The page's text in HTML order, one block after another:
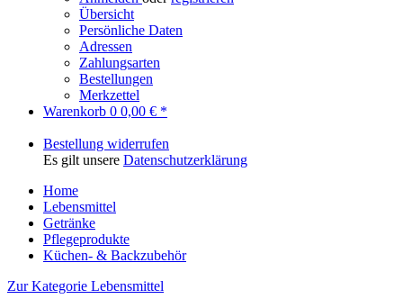
Übersicht
Persönliche Daten
Adressen
Zahlungsarten
Bestellungen
Merkzettel
Warenkorb 0 0,00 € *
Bestellung widerrufen
Es gilt unsere Datenschutzerklärung
Home
Lebensmittel
Getränke
Pflegeprodukte
Küchen- & Backzubehör
Zur Kategorie Lebensmittel